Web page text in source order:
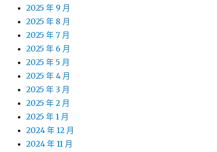
2025 年 9 月
2025 年 8 月
2025 年 7 月
2025 年 6 月
2025 年 5 月
2025 年 4 月
2025 年 3 月
2025 年 2 月
2025 年 1 月
2024 年 12 月
2024 年 11 月